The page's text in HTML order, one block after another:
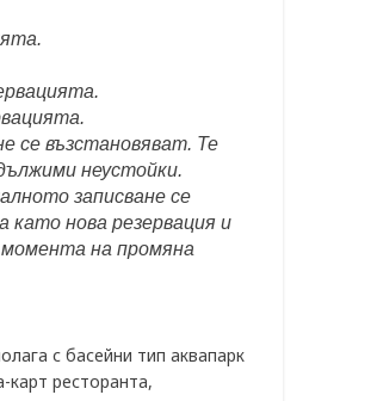
се възстановяват. Те
неустойки.
записване се
като нова резервация и
момента на промяна
с басейни тип аквапарк
ресторанта,